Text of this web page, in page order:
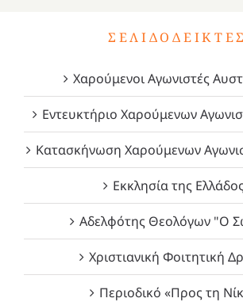
ΣΕΛΙΔΟΔΕΊΚΤΕΣ
Χαρούμενοι Αγωνιστές
Εντευκτήριο Χαρούμενων
Κατασκήνωση Χαρούμενων
Εκκλησία της Ελλάδος
Αδελφότης Θεολόγων "Ο
Χριστιανική Φοιτητική
Περιοδικό «Προς τη